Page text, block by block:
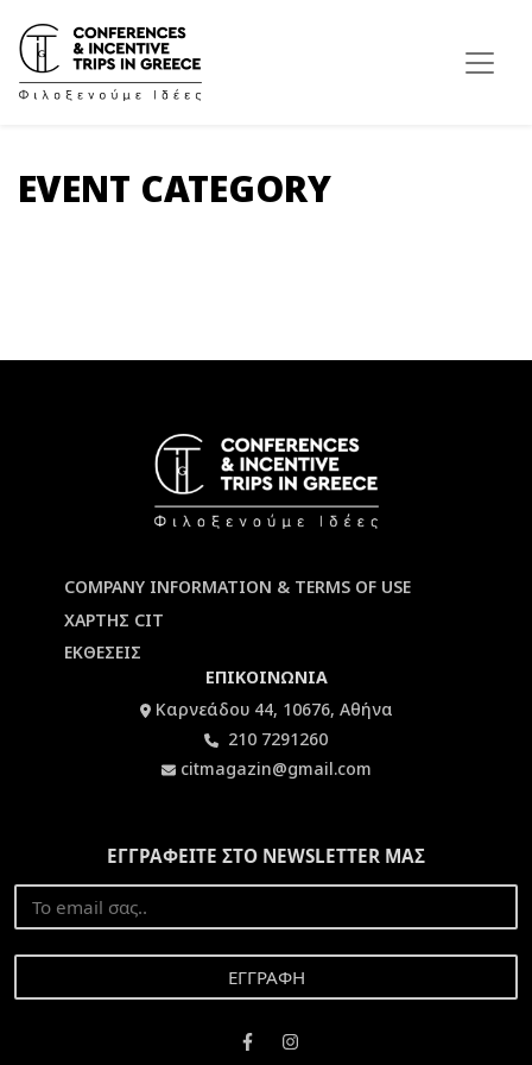
EVENT CATEGORY
COMPANY INFORMATION & TERMS OF USE
ΧΑΡΤΗΣ CIT
ΕΚΘΕΣΕΙΣ
ΕΠΙΚΟΙΝΩΝΙΑ
Καρνεάδου 44, 10676, Αθήνα
210 7291260
citmagazin@gmail.com
ΕΓΓΡΑΦΕΙΤΕ ΣΤΟ NEWSLETTER ΜΑΣ